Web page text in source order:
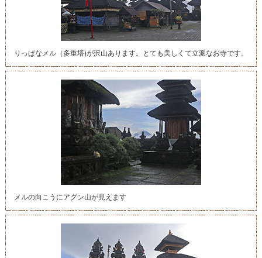
りっぱなメル（多重塔)が沢山あります。とても美しくて立派なお寺です。
メルの向こうにアグン山が見えます